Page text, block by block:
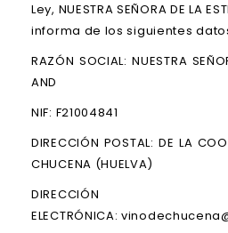
Ley, NUESTRA SEÑORA DE LA
informa de los siguientes
RAZÓN SOCIAL: NUESTRA
AND
NIF: F21004841
DIRECCIÓN POSTAL: DE LA
CHUCENA (HUELVA)
DIRECCIÓN
ELECTRÓNICA: